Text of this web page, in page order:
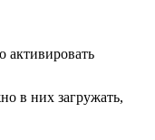
активировать
в них загружать,